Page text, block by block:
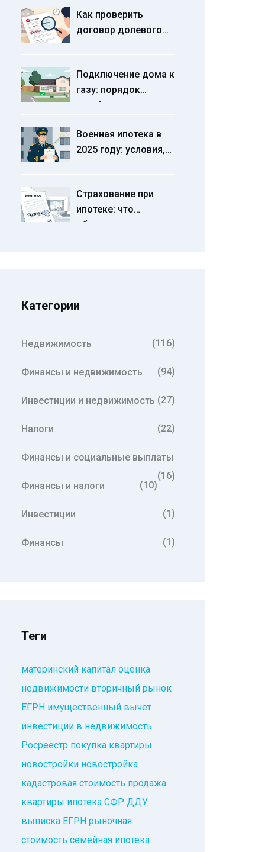
новостройке
Как проверить
договор долевого
условия для
покупателя
Подключение дома к
газу: порядок
газификации и
2025 году
Военная ипотека в
2025 году: условия,
военнослужащих
Страхование при
ипотеке: что
обязательно, а от
Категории
Недвижимость (116)
Финансы и недвижимость (94)
Инвестиции и недвижимость (27)
Налоги (22)
Финансы и социальные выплаты
(16)
Финансы и налоги
(10)
Инвестиции (1)
Финансы (1)
Теги
материнский капитал оценка
недвижимости вторичный рынок
ЕГРН имущественный вычет
инвестиции в недвижимость
Росреестр покупка квартиры
новостройки новостройка
кадастровая стоимость продажа
квартиры ипотека СФР ДДУ
выписка ЕГРН рыночная
стоимость семейная ипотека